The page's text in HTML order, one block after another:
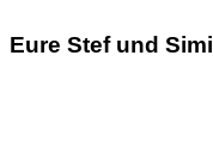
Eure Stef und Simi